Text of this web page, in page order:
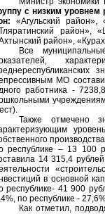
с низким уровнем
«Агульский район»,
район»,
район»,
Все
МО
работника -
Также отмечено
республике – 13 100
14 315,4
в основной
республике- 41 900
по республике -
Как отметил,